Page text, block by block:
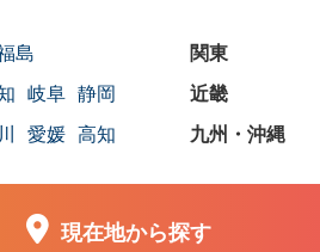
島
岐阜 静岡
愛媛 高知
現在地から探す